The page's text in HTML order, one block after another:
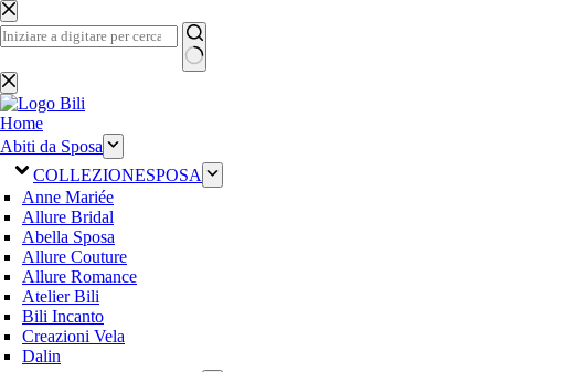
Salta
al
contenuto
Nessun
risultato
Home
Abiti da Sposa
COLLEZIONESPOSA
Anne Mariée
Allure Bridal
Abella Sposa
Allure Couture
Allure Romance
Atelier Bili
Bili Incanto
Creazioni Vela
Dalin